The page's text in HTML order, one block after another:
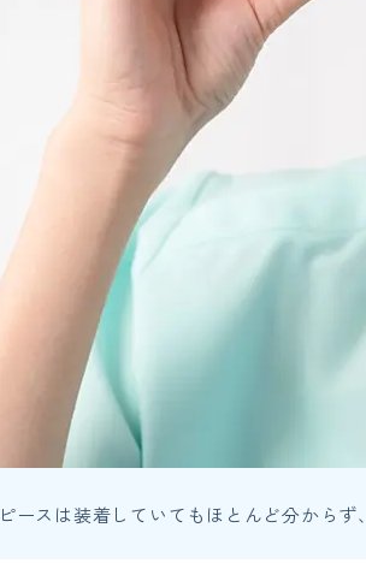
ースは装着していてもほとんど分から